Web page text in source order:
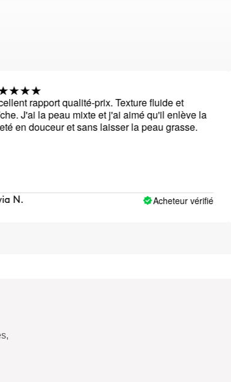
qualité-prix. Texture fluide et
la peau mixte et j'ai aimé qu'il enlève la
et sans laisser la peau grasse.
Acheteur vérifié